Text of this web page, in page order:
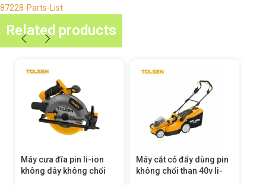
87228-Parts-List
Related products
Máy cắt cỏ đẩy dùng pin
không chổi than 40v li-
Máy cắt cỏ dùng pin 20v
li-ion – 87372